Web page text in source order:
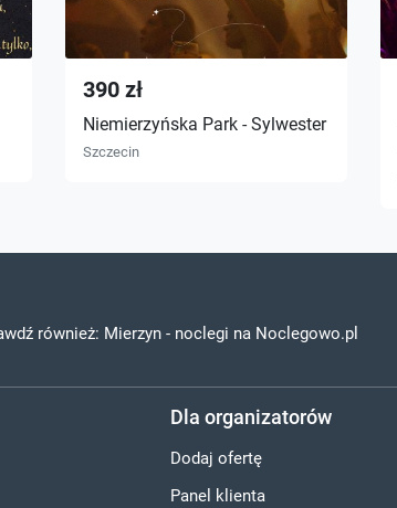
390 zł
Niemierzyńska Park - Sylwester
Szczecin
również: Mierzyn - noclegi na Noclegowo.pl
Dla organizatorów
Dodaj ofertę
Panel klienta